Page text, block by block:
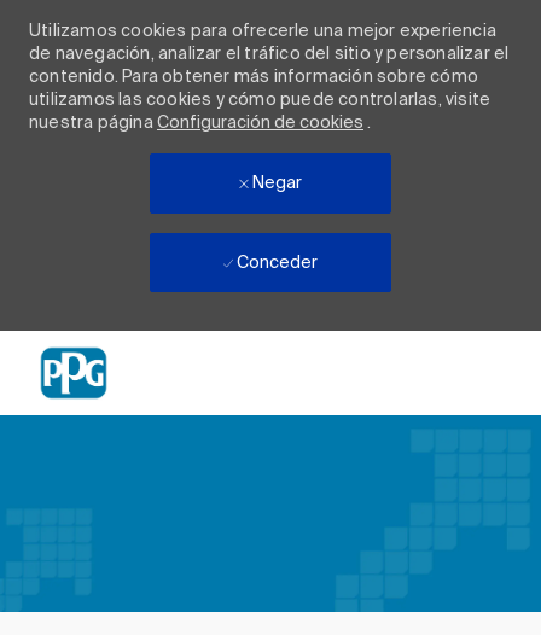
Utilizamos cookies para ofrecerle una mejor experiencia
de navegación, analizar el tráfico del sitio y personalizar el
contenido. Para obtener más información sobre cómo
utilizamos las cookies y cómo puede controlarlas, visite
nuestra página Configuración de cookies .
Negar
Conceder